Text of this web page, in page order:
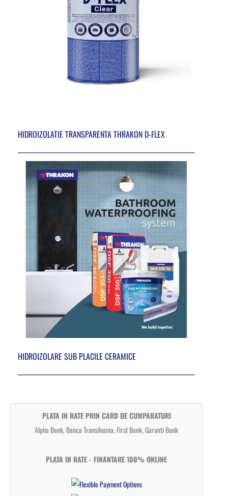
HIDROIZOLATIE TRANSPARENTA THRAKON D-FLEX
HIDROIZOLARE SUB PLACILE CERAMICE
PLATA IN RATE PRIN CARD DE CUMPARATURI
Alpha Bank, Banca Transilvania, First Bank, Garanti Bank
PLATA IN RATE - FINANTARE 100% ONLINE